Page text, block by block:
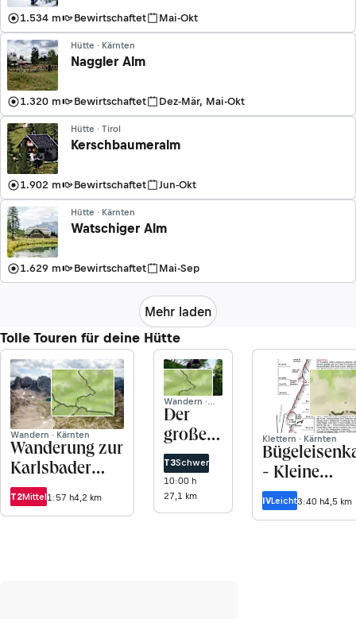
1.534 m Bewirtschaftet Mai-Okt
Hütte · Kärnten
Naggler Alm
1.320 m Bewirtschaftet Dez-Mär, Mai-Okt
Hütte · Tirol
Kerschbaumeralm
1.902 m Bewirtschaftet Jun-Okt
Hütte · Kärnten
Watschiger Alm
1.629 m Bewirtschaftet Mai-Sep
Mehr laden
Tolle Touren für deine Hütte
Wandern · Kärnten
Wanderung zur
Karlsbader
Hütte vom
Parkplatz
T2Mittel1:57 h4,2 km
Wandern ·
Kärnten
Der
große
Törlweg
T3Schwer
10:00 h
27,1 km
Klettern · Kärnten
- Kleine
Laserzwand
IVLeicht3:40 h4,5 km